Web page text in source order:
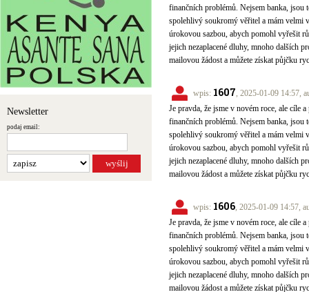
Newsletter
podaj email:
finančních problémů. Nejsem banka, jsou
spolehlivý soukromý věřitel a mám velmi
úrokovou sazbou, abych pomohl vyřešit
jejich nezaplacené dluhy, mnoho dalších
mailovou žádost a můžete získat půjčku
wpis: 1607, 2025-01-09 14:57,
Je pravda, že jsme v novém roce, ale cíle
finančních problémů. Nejsem banka, jsou
spolehlivý soukromý věřitel a mám velmi
úrokovou sazbou, abych pomohl vyřešit
jejich nezaplacené dluhy, mnoho dalších
mailovou žádost a můžete získat půjčku
wpis: 1606, 2025-01-09 14:57,
Je pravda, že jsme v novém roce, ale cíle
finančních problémů. Nejsem banka, jsou
spolehlivý soukromý věřitel a mám velmi
úrokovou sazbou, abych pomohl vyřešit
jejich nezaplacené dluhy, mnoho dalších
mailovou žádost a můžete získat půjčku